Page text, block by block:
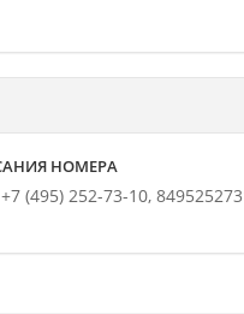
НОМЕРА
+7 (495) 252-73-10,